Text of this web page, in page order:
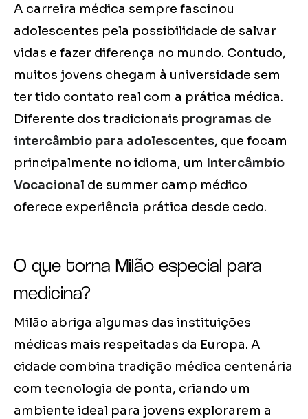
A carreira médica sempre fascinou
adolescentes pela possibilidade de salvar
vidas e fazer diferença no mundo. Contudo,
muitos jovens chegam à universidade sem
ter tido contato real com a prática médica.
Diferente dos tradicionais programas de
intercâmbio para adolescentes, que focam
principalmente no idioma, um Intercâmbio
Vocacional de summer camp médico
oferece experiência prática desde cedo.
O que torna Milão especial para
medicina?
Milão abriga algumas das instituições
médicas mais respeitadas da Europa. A
cidade combina tradição médica centenária
com tecnologia de ponta, criando um
ambiente ideal para jovens explorarem a